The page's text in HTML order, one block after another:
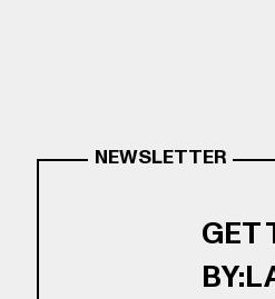
NEWSLETTER
GET